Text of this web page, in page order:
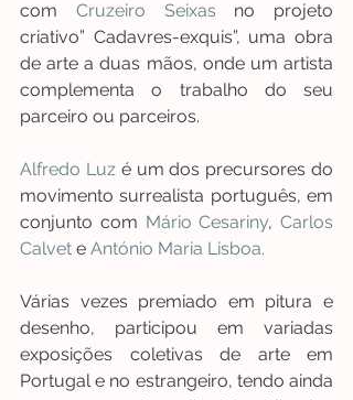
com Cruzeiro Seixas no projeto
criativo” Cadavres-exquis”, uma obra
de arte a duas mãos, onde um artista
complementa o trabalho do seu
parceiro ou parceiros.
Alfredo Luz é um dos precursores do
movimento surrealista português, em
conjunto com Mário Cesariny, Carlos
Calvet e António Maria Lisboa.
Várias vezes premiado em pitura e
desenho, participou em variadas
exposições coletivas de arte em
Portugal e no estrangeiro, tendo ainda